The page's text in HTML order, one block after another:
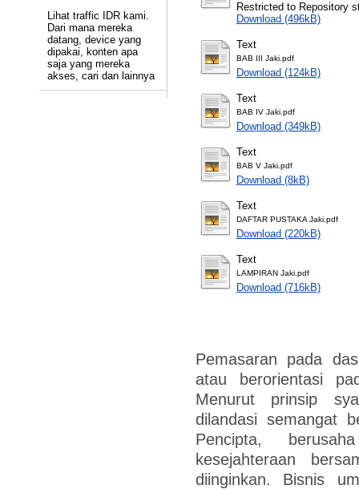
Lihat traffic IDR kami.
Dari mana mereka
datang, device yang
dipakai, konten apa
saja yang mereka
akses, cari dan lainnya
Restricted to Repository
Download (496kB)
Text
BAB III Jaki.pdf
Download (124kB)
Text
BAB IV Jaki.pdf
Download (349kB)
Text
BAB V Jaki.pdf
Download (8kB)
Text
DAFTAR PUSTAKA Jaki.pdf
Download (220kB)
Text
LAMPIRAN Jaki.pdf
Download (716kB)
Pemasaran pada
atau berorientasi
Menurut prinsip
dilandasi semangat
Pencipta,
kesejahteraan
diinginkan. Bisnis